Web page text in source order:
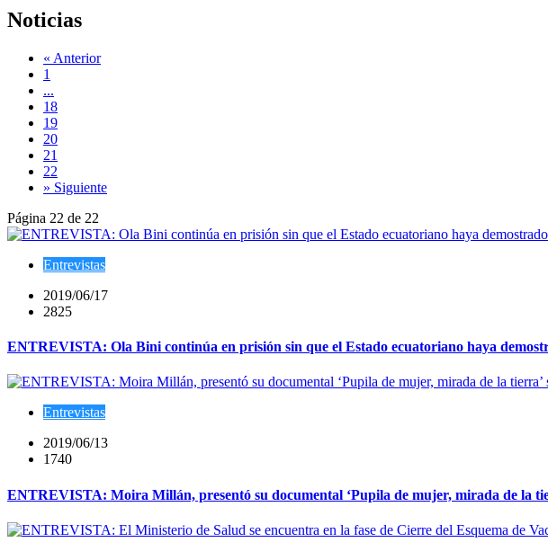
Noticias
« Anterior
1
...
18
19
20
21
22
» Siguiente
Página 22 de 22
Entrevistas
2019/06/17
2825
ENTREVISTA: Ola Bini continúa en prisión sin que el Estado ecuatoriano haya
Entrevistas
2019/06/13
1740
ENTREVISTA: Moira Millán, presentó su documental ‘Pupila de mujer, mirada de la